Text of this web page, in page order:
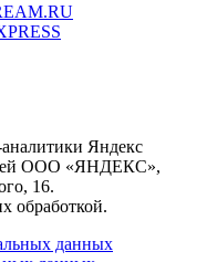
Яндекс
ООО «ЯНДЕКС»,
16.
обработкой.
данных